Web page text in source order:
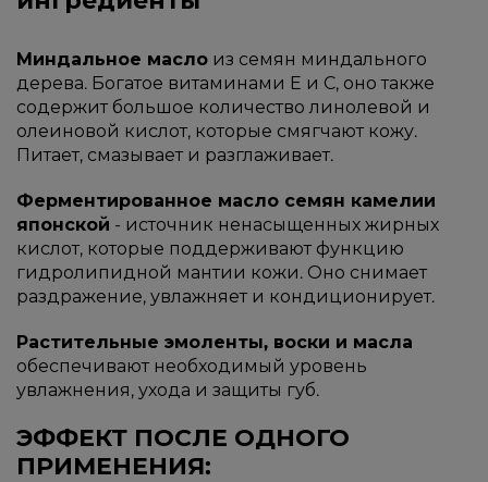
Миндальное масло из семян миндального
дерева. Богатое витаминами Е и С, оно также
содержит большое количество линолевой и
олеиновой кислот, которые смягчают кожу.
Питает, смазывает и разглаживает.
Ферментированное масло семян камелии
японской - источник ненасыщенных жирных
кислот, которые поддерживают функцию
гидролипидной мантии кожи. Оно снимает
раздражение, увлажняет и кондиционирует.
Растительные эмоленты, воски и масла
обеспечивают необходимый уровень
увлажнения, ухода и защиты губ.
ЭФФЕКТ ПОСЛЕ ОДНОГО
ПРИМЕНЕНИЯ: